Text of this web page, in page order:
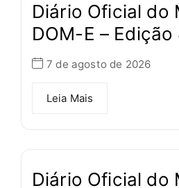
Diário Oficial do
DOM-E – Edição
7 de agosto de 2026
Leia Mais
Diário Oficial do